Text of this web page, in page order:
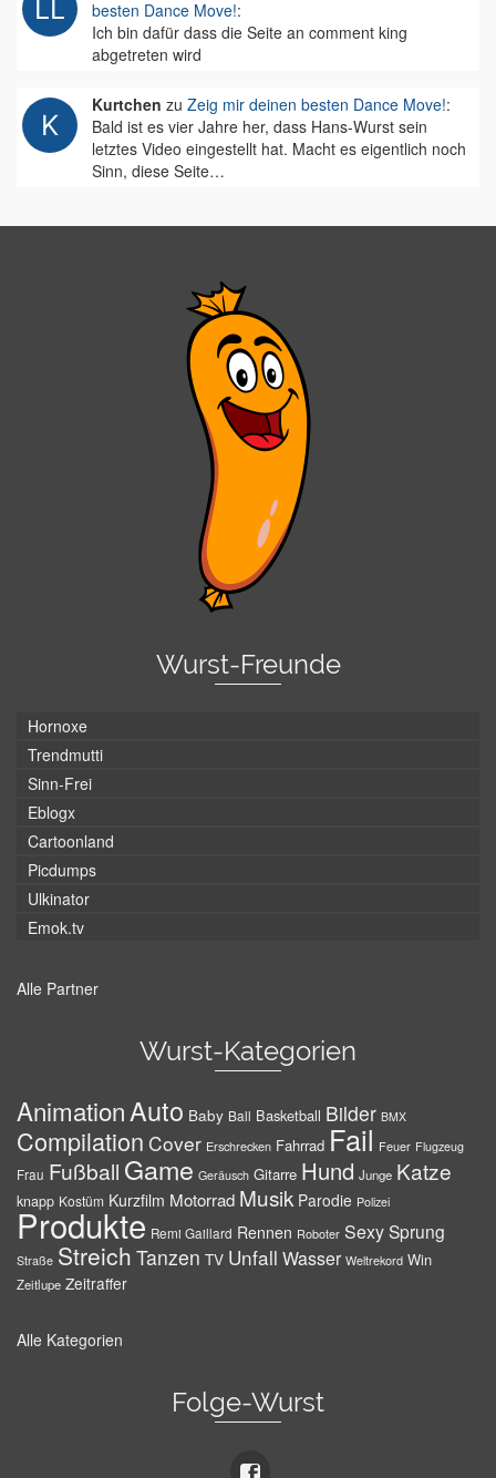
besten Dance Move!:
Ich bin dafür dass die Seite an comment king
abgetreten wird
Kurtchen zu Zeig mir deinen besten Dance Move!:
Bald ist es vier Jahre her, dass Hans-Wurst sein
letztes Video eingestellt hat. Macht es eigentlich noch
Sinn, diese Seite…
Wurst-Freunde
Hornoxe
Trendmutti
Sinn-Frei
Eblogx
Cartoonland
Picdumps
Ulkinator
Emok.tv
Alle Partner
Wurst-Kategorien
AnimationAuto Baby Ball Basketball Bilder BMX
Compilation Cover Erschrecken Fahrrad Fail Feuer Flugzeug
Frau Fußball Game Geräusch Gitarre Hund Junge Katze
knapp Kostüm Kurzfilm Motorrad Musik Parodie Polizei
Produkte Remi Gaillard Rennen Roboter SexySprung
Straße Streich Tanzen TV Unfall Wasser Weltrekord Win
Zeitlupe Zeitraffer
Alle Kategorien
Folge-Wurst